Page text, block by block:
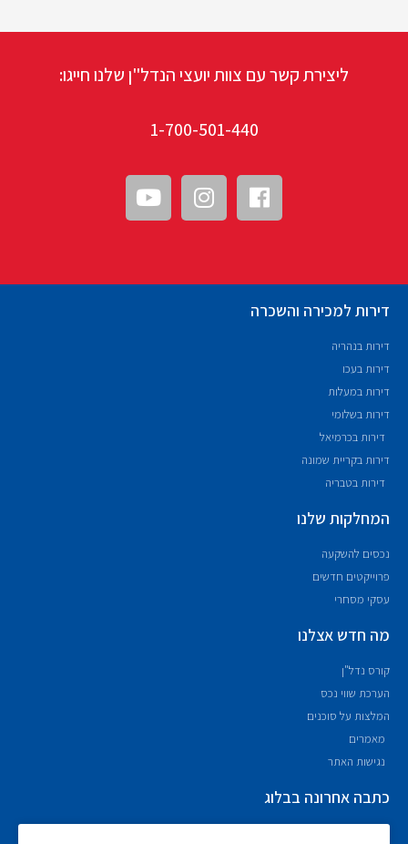
ליצירת קשר עם צוות יועצי הנדל"ן שלנו חייגו:
1-700-501-440
דירות למכירה והשכרה
דירות בנהריה
דירות בעכו
דירות במעלות
דירות בשלומי
דירות בכרמיאל
דירות בקריית שמונה
דירות בטבריה
המחלקות שלנו
נכסים להשקעה
פרוייקטים חדשים
עסקי מסחרי
מה חדש אצלנו
קורס נדל"ן
הערכת שווי נכס
המלצות על סוכנים
מאמרים
נגישות האתר
כתבה אחרונה בבלוג